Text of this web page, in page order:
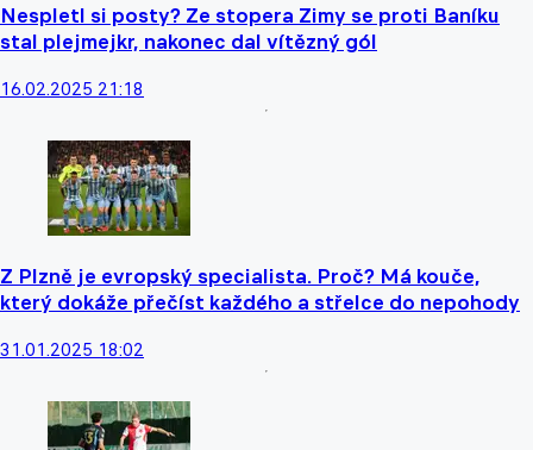
Nespletl si posty? Ze stopera Zimy se proti Baníku
stal plejmejkr, nakonec dal vítězný gól
16.02.2025 21:18
Z Plzně je evropský specialista. Proč? Má kouče,
který dokáže přečíst každého a střelce do nepohody
31.01.2025 18:02